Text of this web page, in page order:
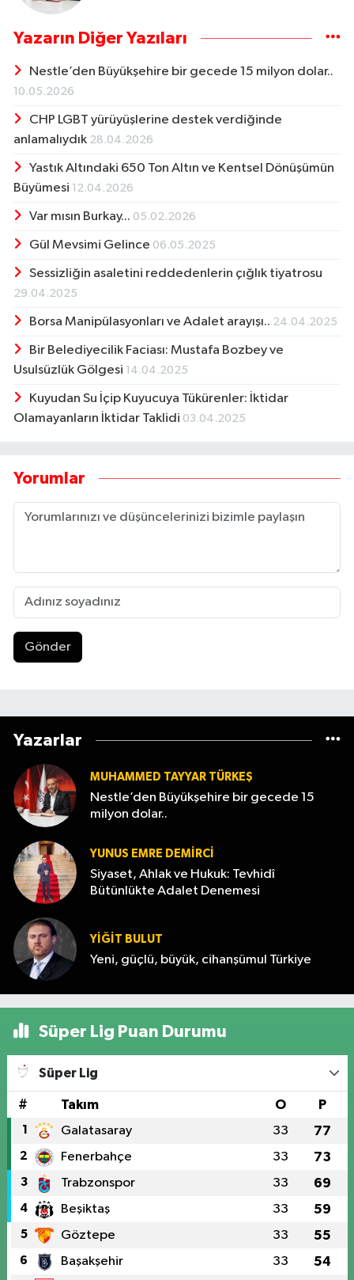
Yazarın Diğer Yazıları
Nestle’den Büyükşehire bir gecede 15 milyon dolar..
10.05.2026
CHP LGBT yürüyüşlerine destek verdiğinde
anlamalıydık 28.04.2026
Yastık Altındaki 650 Ton Altın ve Kentsel Dönüşümün
Büyümesi 12.04.2026
Var mısın Burkay... 05.02.2026
Gül Mevsimi Gelince 06.05.2025
Sessizliğin asaletini reddedenlerin çığlık tiyatrosu
29.04.2025
Borsa Manipülasyonları ve Adalet arayışı.. 24.04.2025
Bir Belediyecilik Faciası: Mustafa Bozbey ve
Usulsüzlük Gölgesi 14.04.2025
Kuyudan Su İçip Kuyucuya Tükürenler: İktidar
Olamayanların İktidar Taklidi 03.04.2025
Yorumlar
Gönder
Yazarlar
MUHAMMED TAYYAR TÜRKEŞ
Nestle’den Büyükşehire bir gecede 15
milyon dolar..
YUNUS EMRE DEMIRCI
Siyaset, Ahlak ve Hukuk: Tevhidî
Bütünlükte Adalet Denemesi
YİĞİT BULUT
Yeni, güçlü, büyük, cihanşümul Türkiye
Süper Lig Puan Durumu
Süper Lig
# Takım O P
1 Galatasaray 33 77
2 Fenerbahçe 33 73
3 Trabzonspor 33 69
4 Beşiktaş 33 59
5 Göztepe 33 55
6 Başakşehir 33 54